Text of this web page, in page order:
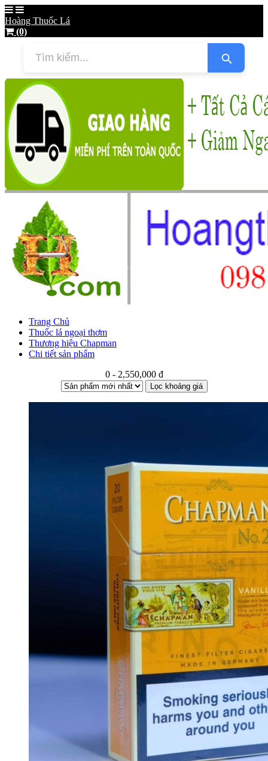
Hoàng Thuốc Lá
(0)
Trang Chủ
Thuốc lá ngoại thơm
Thương hiệu Chapman
Chi tiết sản phẩm
0 - 2,550,000 đ
Lọc khoảng giá